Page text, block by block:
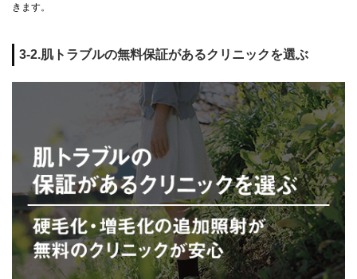
きます。
3-2.肌トラブルの無料保証があるクリニックを選ぶ